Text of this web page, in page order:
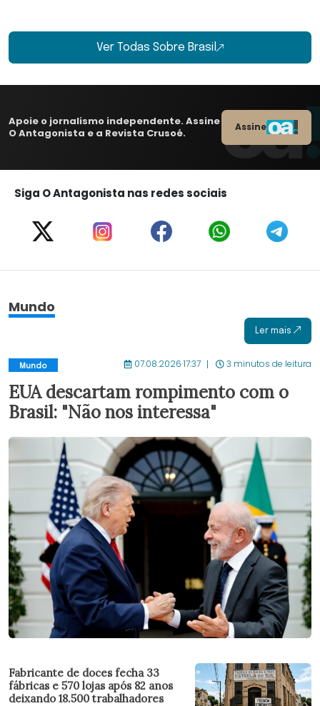
Ver Todas Sobre Brasil
Apoie o jornalismo independente. Assine
O Antagonista e a Revista Crusoé.
Assine
Siga O Antagonista nas redes sociais
Mundo
Ler mais
Mundo 07.08.2026 17:37 3 minutos de leitura
EUA descartam rompimento com o
Brasil: "Não nos interessa"
Fabricante de doces fecha 33
fábricas e 570 lojas após 82 anos
deixando 18.500 trabalhadores